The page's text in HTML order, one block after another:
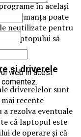
în același
poate
neutilizate pentru
laptopului să
și driverele
driverelelor sunt
recente
rezolva eventuale
că laptopul este
de operare și că
web în acest